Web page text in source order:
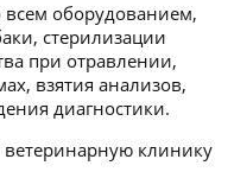
оборудованием,
стерилизации
при отравлении,
взятия анализов,
диагностики.
ветеринарную клинику